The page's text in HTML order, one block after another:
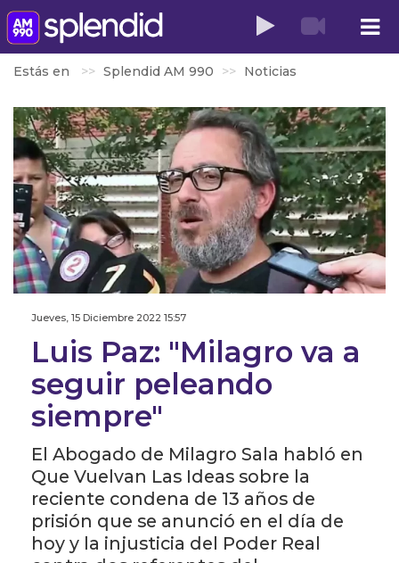
Estás en Splendid AM 990 Noticias
Jueves, 15 Diciembre 2022 15:57
Luis Paz: "Milagro va a
seguir peleando
siempre"
El Abogado de Milagro Sala habló en
Que Vuelvan Las Ideas sobre la
reciente condena de 13 años de
prisión que se anunció en el día de
hoy y la injusticia del Poder Real